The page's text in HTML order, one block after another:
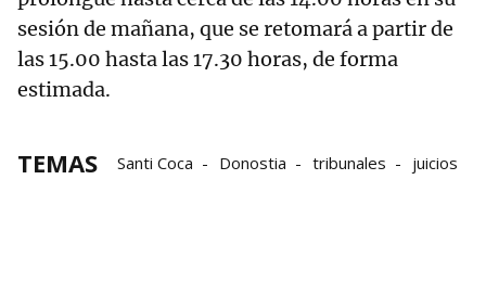
sesión de mañana, que se retomará a partir de
las 15.00 hasta las 17.30 horas, de forma
estimada.
TEMAS Santi Coca Donostia tribunales juicios